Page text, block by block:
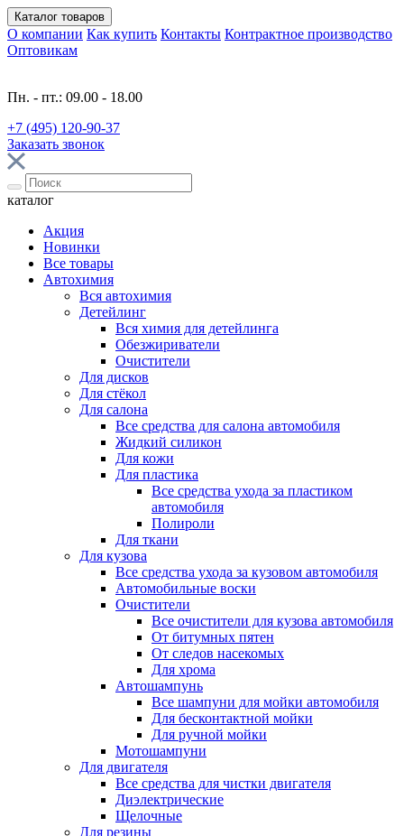
Каталог товаров
О компании Как купить Контакты Контрактное производство
Оптовикам
Пн. - пт.: 09.00 - 18.00
+7 (495) 120-90-37
Заказать звонок
каталог
Акция
Новинки
Все товары
Автохимия
Вся автохимия
Детейлинг
Вся химия для детейлинга
Обезжириватели
Очистители
Для дисков
Для стёкол
Для салона
Все средства для салона автомобиля
Жидкий силикон
Для кожи
Для пластика
Все средства ухода за пластиком
автомобиля
Полироли
Для ткани
Для кузова
Все средства ухода за кузовом автомобиля
Автомобильные воски
Очистители
Все очистители для кузова автомобиля
От битумных пятен
От следов насекомых
Для хрома
Автошампунь
Все шампуни для мойки автомобиля
Для бесконтактной мойки
Для ручной мойки
Мотошампуни
Для двигателя
Все средства для чистки двигателя
Диэлектрические
Щелочные
Для резины